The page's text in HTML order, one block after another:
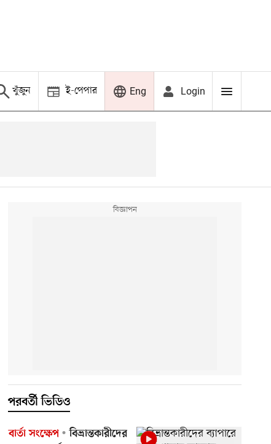
খুঁজুন ই-পেপার Eng Login
পরবর্তী ভিডিও
বার্তা সংক্ষেপ
বিভ্রান্তকারীদের